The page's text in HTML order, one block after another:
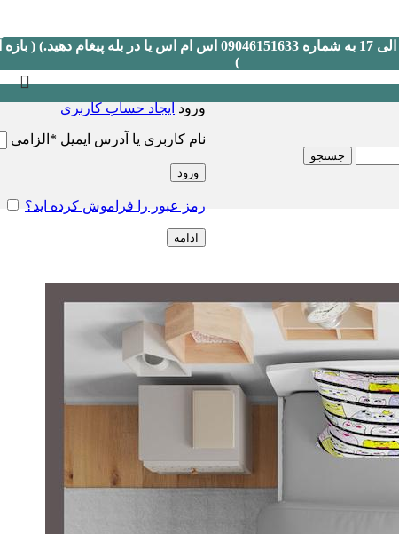
)
جستجو
ورود ایجاد حساب کاربری
نام کاربری یا آدرس ایمیل * الزامی
ورود
رمز عبور را فراموش کرده اید؟
ادامه